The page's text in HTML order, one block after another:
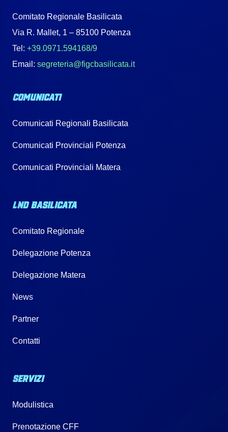
Comitato Regionale Basilicata
Via R. Mallet, 1 – 85100 Potenza
Tel: +39.0971.594168/9
Email: segreteria@figcbasilicata.it
COMUNICATI
Comunicati Regionali Basilicata
Comunicati Provinciali Potenza
Comunicati Provinciali Matera
LND BASILICATA
Comitato Regionale
Delegazione Potenza
Delegazione Matera
News
Partner
Contatti
SERVIZI
Modulistica
Prenotazione CFF